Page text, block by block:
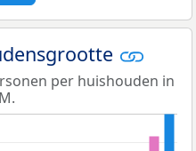
per huishouden in